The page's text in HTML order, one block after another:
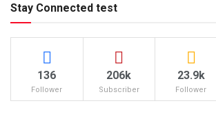
Stay Connected test
136
Follower
206k
Subscriber
23.9k
Follower